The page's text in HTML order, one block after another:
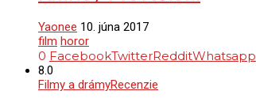
Yaonee 10. júna 2017
film horor
0 FacebookTwitterRedditWhatsapp
8.0
Filmy a drámyRecenzie